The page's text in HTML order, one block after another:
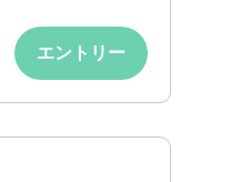
エントリー